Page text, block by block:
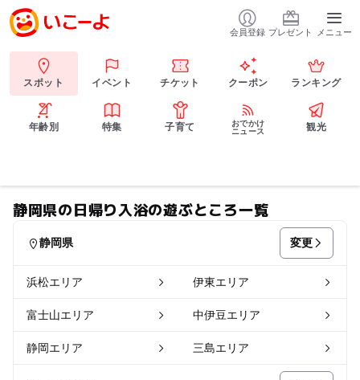
会員登録 プレゼント メニュー
スポット イベント チケット クーポン ランキング
年齢別 特集 子育て
おでかけ
ニュース
観光
静岡県の日帰り入浴の遊ぶところ一覧
静岡県 変更
浜松エリア 伊東エリア
富士山エリア 中伊豆エリア
静岡エリア 三島エリア